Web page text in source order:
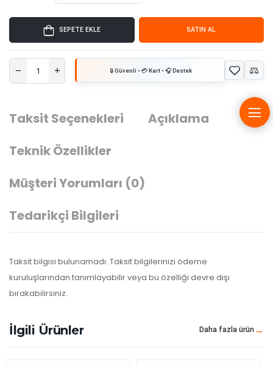
SEPETE EKLE SATIN AL
Taksit Seçenekleri
Açıklama
Teknik Özellikler
Müşteri Yorumları (0)
Tedarikçi Bilgileri
Taksit bilgisi bulunamadı. Taksit bilgilerinizi ödeme
kuruluşlarından tanımlayabilir veya bu özelliği devre dışı
bırakabilirsiniz.
İlgili Ürünler Daha fazla ürün